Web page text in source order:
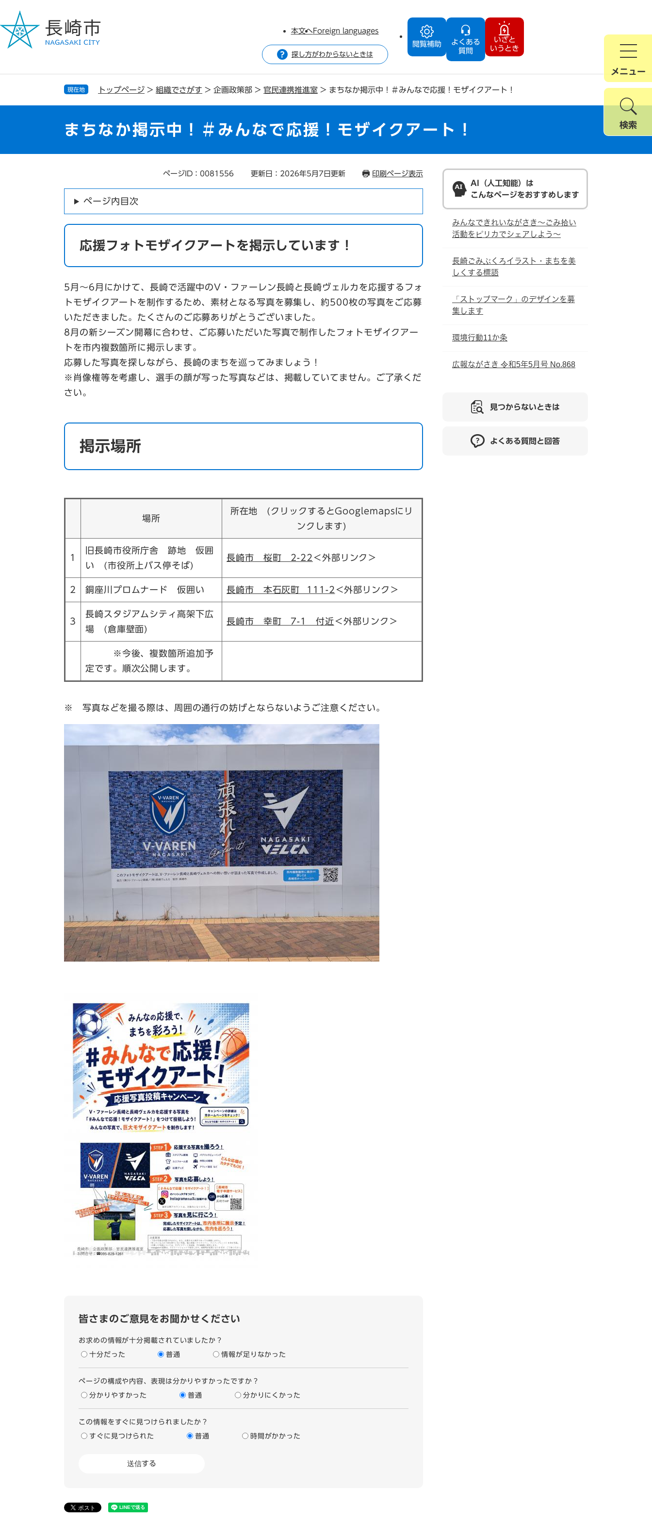
ジ
で
ュ
ば
閲覧補助
よくある
質問
いざと
いうとき
本文へForeign languages
探し方がわからないときは
メニュー
検索
現在地 トップページ > 組織でさがす > 企画政策部 > 官民連携推進室 > まちなか掲示中！＃みんなで応援！モザイクアート！
まちなか掲示中！＃みんなで応援！モザイクアート！
ページID：0081556 更新日：2026年5月7日更新 印刷ページ表示
ページ内目次
応援フォトモザイクアートを掲示しています！
5月～6月にかけて、長崎で活躍中のV・ファーレン長崎と長崎ヴェルカを応援するフォ
トモザイクアートを制作するため、素材となる写真を募集し、約500枚の写真をご応募
いただきました。たくさんのご応募ありがとうございました。
8月の新シーズン開幕に合わせ、ご応募いただいた写真で制作したフォトモザイクアー
トを市内複数箇所に掲示します。
応募した写真を探しながら、長崎のまちを巡ってみましょう！
※肖像権等を考慮し、選手の顔が写った写真などは、掲載していてません。ご了承くだ
さい。
掲示場所
場所
所在地 (クリックするとGooglemapsにリ
ンクします)
1
旧長崎市役所庁舎 跡地 仮囲
い (市役所上バス停そば)
長崎市 桜町 2-22 ＜外部リンク＞
2 銅座川プロムナード 仮囲い 長崎市 本石灰町 111-2 ＜外部リンク＞
3
長崎スタジアムシティ高架下広
場 (倉庫壁面)
長崎市 幸町 7-1 付近＜外部リンク＞
※今後、複数箇所追加予
定です。順次公開します。
※ 写真などを撮る際は、周囲の通行の妨げとならないようご注意ください。
皆さまのご意見をお聞かせください
お求めの情報が十分掲載されていましたか？
十分だった 普通 情報が足りなかった
ページの構成や内容、表現は分かりやすかったですか？
分かりやすかった 普通 分かりにくかった
この情報をすぐに見つけられましたか？
すぐに見つけられた 普通 時間がかかった
AI（人工知能）は
こんなページをおすすめします
みんなできれいながさき～ごみ拾い
活動をピリカでシェアしよう～
長崎ごみぶくろイラスト・まちを美
しくする標語
「ストップマーク」のデザインを募
集します
環境行動11か条
広報ながさき 令和5年5月号 No.868
見つからないときは
よくある質問と回答